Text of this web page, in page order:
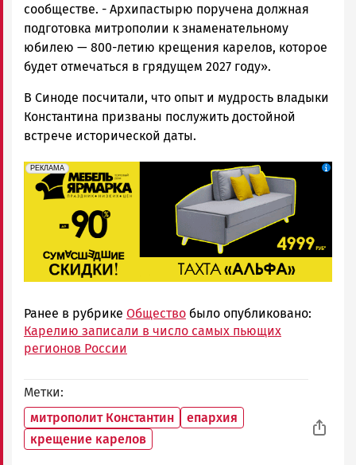
сообществе. - Архипастырю поручена должная
подготовка митрополии к знаменательному
юбилею — 800-летию крещения карелов, которое
будет отмечаться в грядущем 2027 году».
В Синоде посчитали, что опыт и мудрость владыки
Константина призваны послужить достойной
встрече исторической даты.
erid: 2SDnjeFymr3
РЕКЛАМА
Реклама
Ранее в рубрике Общество было опубликовано:
Карелию записали в число самых пьющих
регионов России
Метки
митрополит Константин
епархия
крещение карелов